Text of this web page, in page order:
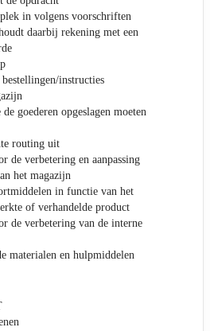
in volgens voorschriften
daarbij rekening met een
instructies
goederen opgeslagen moeten
routing uit
de verbetering en aanpassing
het magazijn
in functie van het
of verhandelde product
de verbetering van de interne
materialen en hulpmiddelen